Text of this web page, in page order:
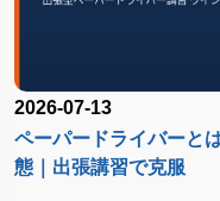
ペーパードライバーと
態｜出張講習で克服
2026-07-13